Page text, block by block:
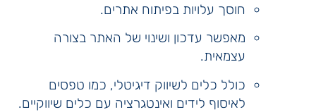
חוסך עלויות בפיתוח אתרים.
מאפשר עדכון ושינוי של האתר בצורה
עצמאית.
כולל כלים לשיווק דיגיטלי, כמו טפסים
לאיסוף לידים ואינטגרציה עם כלים שיווקיים.